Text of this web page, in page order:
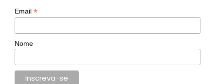
Email *
Nome